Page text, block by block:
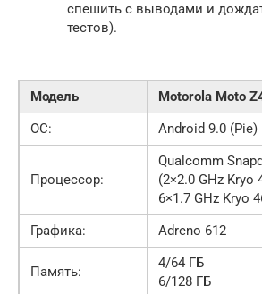
спешить с выводами и
тестов).
Модель
Motorola Moto
OC:
Android 9.0 (Pie)
Процессор:
Qualcomm
(2×2.0 GHz Kryo
6×1.7 GHz Kryo
Графика:
Adreno 612
Память:
4/64 ГБ
6/128 ГБ